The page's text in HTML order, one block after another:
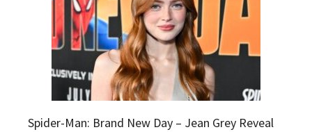
Spider-Man: Brand New Day – Jean Grey Reveal